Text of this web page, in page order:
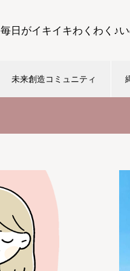
毎日がイキイキわくわく♪
未来創造コミュニティ